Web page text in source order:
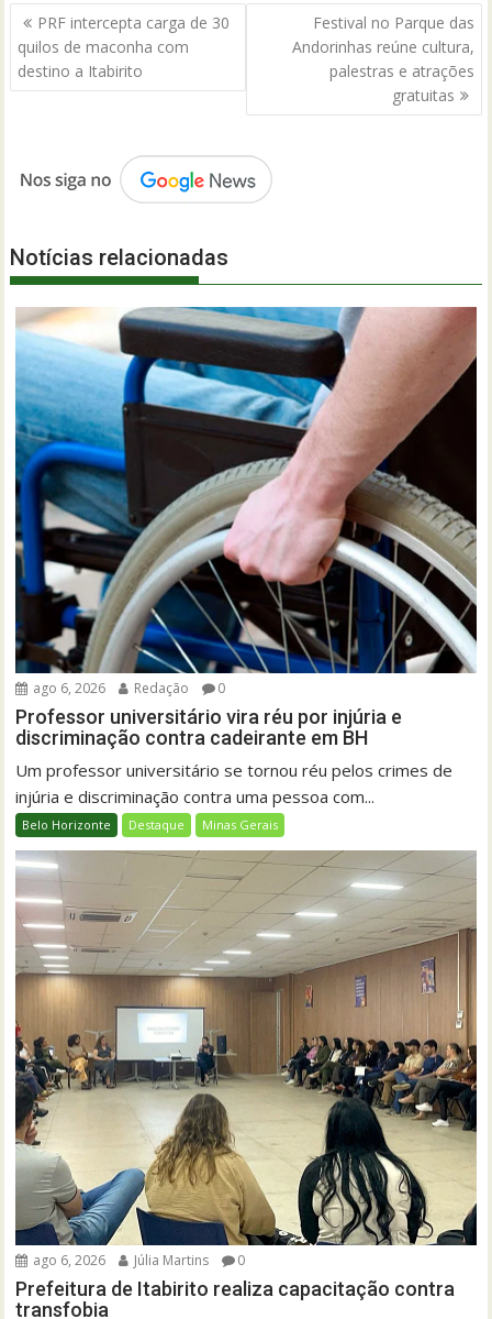
Navegação
de
Post
PRF intercepta carga de 30
quilos de maconha com
destino a Itabirito
Festival no Parque das
Andorinhas reúne cultura,
palestras e atrações
gratuitas
Notícias relacionadas
ago 6, 2026 Redação 0
Professor universitário vira réu por injúria e
discriminação contra cadeirante em BH
Um professor universitário se tornou réu pelos crimes de
injúria e discriminação contra uma pessoa com...
Belo Horizonte Destaque Minas Gerais
ago 6, 2026 Júlia Martins 0
Prefeitura de Itabirito realiza capacitação contra
transfobia